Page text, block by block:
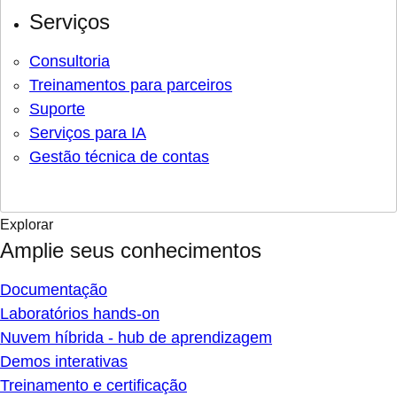
Serviços
Consultoria
Treinamentos para parceiros
Suporte
Serviços para IA
Gestão técnica de contas
Explorar
Amplie seus conhecimentos
Documentação
Laboratórios hands-on
Nuvem híbrida - hub de aprendizagem
Demos interativas
Treinamento e certificação